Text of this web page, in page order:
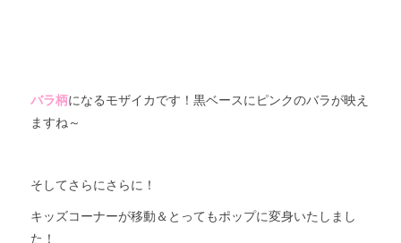
バラ柄になるモザイカです！黒ベースにピンクのバラが映え
ますね～
そしてさらにさらに！
キッズコーナーが移動＆とってもポップに変身いたしまし
た！